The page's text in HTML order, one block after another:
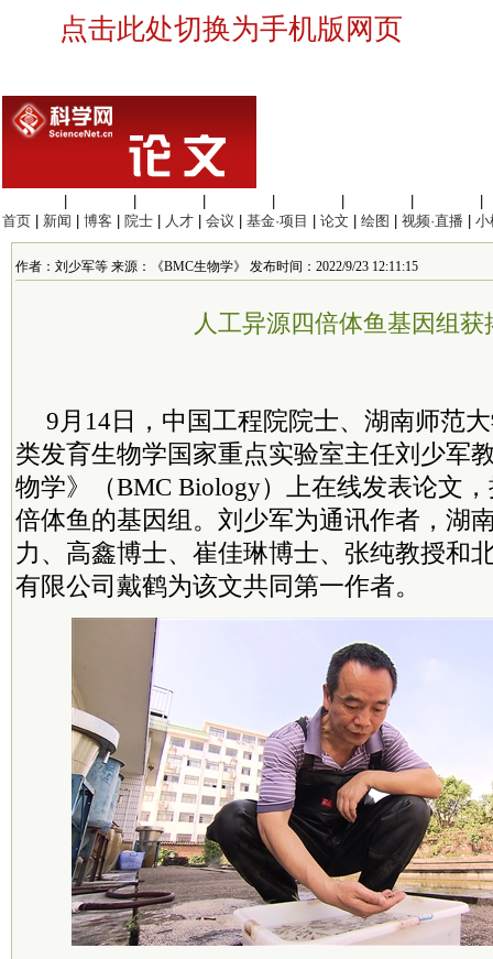
点击此处切换为手机版网页
首页
新闻 博客 院士 人才 会议 基金·项目 论文 绘图 视频·直播 小
作者：刘少军等 来源：《BMC生物学》 发布时间：2022/9/23 12:11:15
人工异源四倍体鱼基因组获
9月14日，中国工程院院士、湖南师范
类发育生物学国家重点实验室主任刘少军
物学》（BMC Biology）上在线发表论文
倍体鱼的基因组。刘少军为通讯作者，湖
力、高鑫博士、崔佳琳博士、张纯教授和
有限公司戴鹤为该文共同第一作者。